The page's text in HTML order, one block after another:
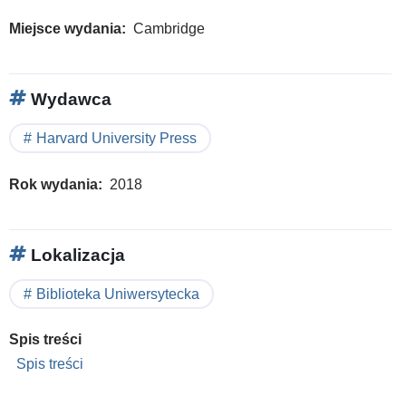
Miejsce wydania Cambridge
Wydawca
Harvard University Press
Rok wydania 2018
Lokalizacja
Biblioteka Uniwersytecka
Spis treści
Spis treści